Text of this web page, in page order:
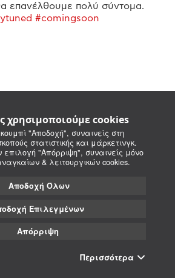
χρησιμοποιούμε cookies
"Αποδοχή", συναινείς στη
στατιστικής και μάρκετινγκ.
επιλογή "Απόρριψη", συναινείς μόνο
& λειτουργικών cookies.
Αποδοχή Όλων
Επιλεγμένων
Απόρριψη
Περισσότερα
επανέλθουμε πολύ σύντομα.
#comingsoon